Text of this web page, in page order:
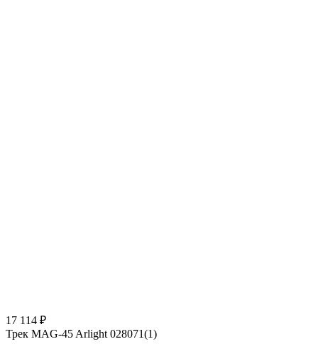
17 114 ₽
Трек MAG-45 Arlight 028071(1)